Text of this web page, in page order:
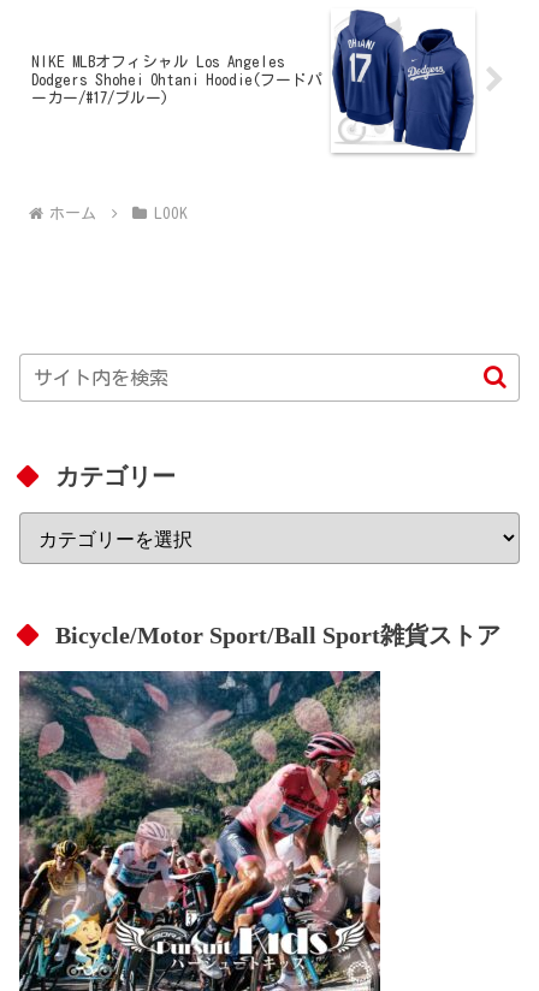
NIKE MLBオフィシャル Los Angeles
Dodgers Shohei Ohtani Hoodie(フードパ
ーカー/#17/ブルー)
ホーム LOOK
カテゴリー
Bicycle/Motor Sport/Ball Sport雑貨ストア